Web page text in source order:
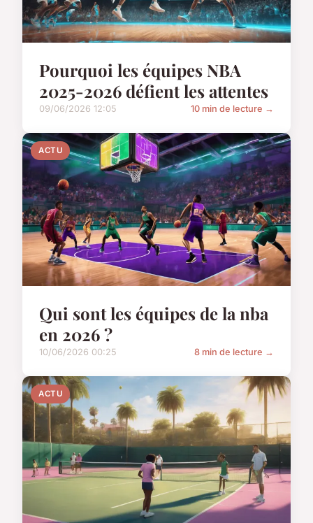
Pourquoi les équipes NBA
2025-2026 défient les attentes
09/06/2026 12:05 10 min de lecture →
ACTU
Qui sont les équipes de la nba
en 2026 ?
10/06/2026 00:25 8 min de lecture →
ACTU